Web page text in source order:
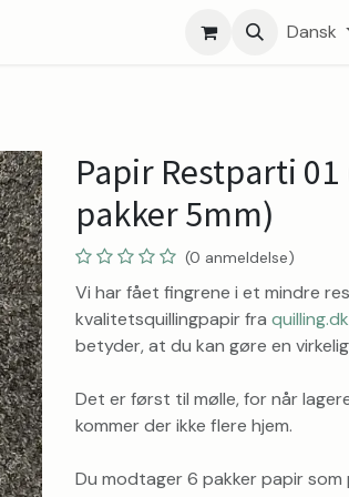
Dansk
Papir Restparti 01
pakker 5mm)
(0 anmeldelse)
Vi har fået fingrene i et mindre
kvalitetsquillingpapir fra quilling.dk
betyder, at du kan gøre en
Det er først til mølle, for når
kommer der ikke flere hjem.
Du modtager 6 pakker papir som